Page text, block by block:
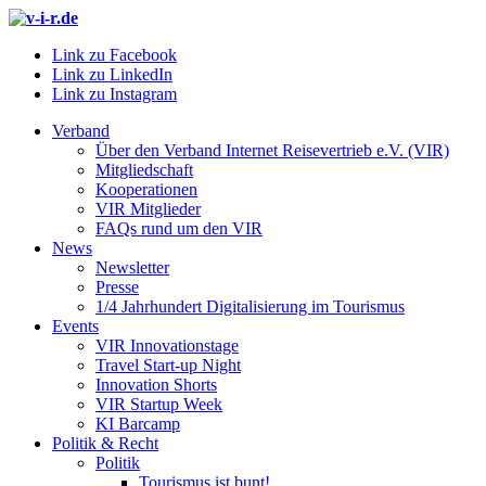
Link zu Facebook
Link zu LinkedIn
Link zu Instagram
Verband
Über den Verband Internet Reisevertrieb e.V. (VIR)
Mitgliedschaft
Kooperationen
VIR Mitglieder
FAQs rund um den VIR
News
Newsletter
Presse
1/4 Jahrhundert Digitalisierung im Tourismus
Events
VIR Innovationstage
Travel Start-up Night
Innovation Shorts
VIR Startup Week
KI Barcamp
Politik & Recht
Politik
Tourismus ist bunt!